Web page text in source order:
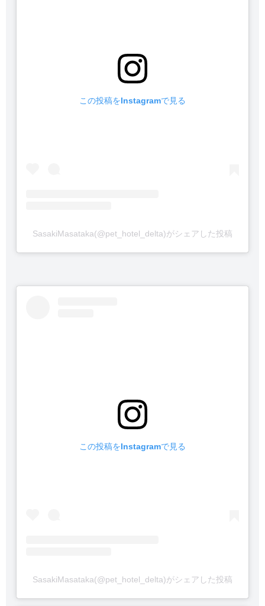
この投稿をInstagramで見る
SasakiMasataka(@pet_hotel_delta)がシェアした投稿
この投稿をInstagramで見る
SasakiMasataka(@pet_hotel_delta)がシェアした投稿